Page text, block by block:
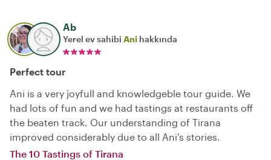
Ab
Yerel ev sahibi Ani hakkında
Perfect tour
Ani is a very joyfull and knowledgeble tour guide. We
had lots of fun and we had tastings at restaurants off
the beaten track. Our understanding of Tirana
improved considerably due to all Ani’s stories.
The 10 Tastings of Tirana